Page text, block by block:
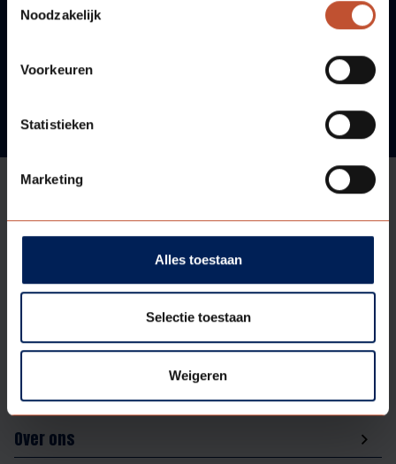
Noodzakelijk
Voorkeuren
Statistieken
Marketing
Alles toestaan
Selectie toestaan
Weigeren
Aanbod
Over ons